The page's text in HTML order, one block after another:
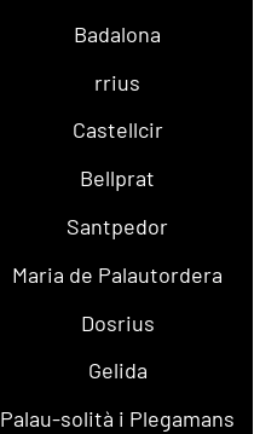
Badalona
rrius
Castellcir
Bellprat
Santpedor
Maria de Palautordera
Dosrius
Gelida
Palau-solità i Plegamans